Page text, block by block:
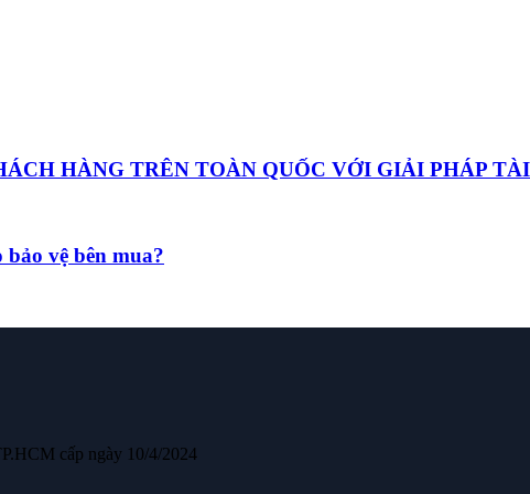
HÀNG TRÊN TOÀN QUỐC VỚI GIẢI PHÁP
vệ bên mua?
cấp ngày 10/4/2024